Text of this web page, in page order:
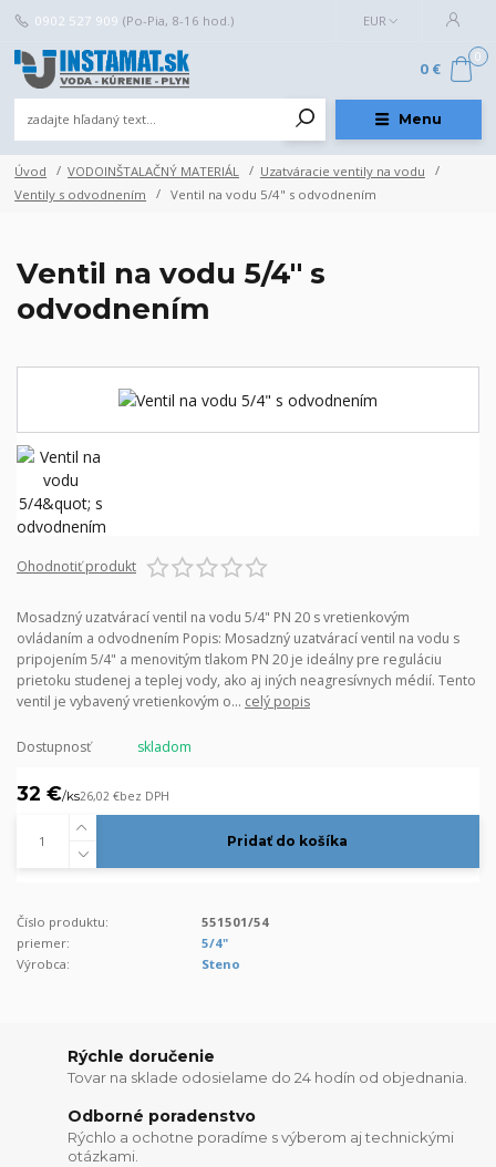
Menu
EUR
0902 527 909 (Po-Pia, 8-16 hod.)
0
0 €
Úvod VODOINŠTALAČNÝ MATERIÁL
Uzatváracie ventily na vodu
Ventily s odvodnením
Ventil na vodu 5/4" s odvodnením
Ventil na vodu 5/4" s
odvodnením
Ohodnotiť produkt
Mosadzný uzatvárací ventil na vodu 5/4" PN 20 s vretienkovým
ovládaním a odvodnením Popis: Mosadzný uzatvárací ventil na vodu s
pripojením 5/4" a menovitým tlakom PN 20 je ideálny pre reguláciu
prietoku studenej a teplej vody, ako aj iných neagresívnych médií. Tento
ventil je vybavený vretienkovým o... celý popis
Dostupnosť skladom
32 €/ks26,02 €bez DPH
Pridať do košíka
Číslo produktu:
551501/54
priemer:
5/4"
Výrobca:
Steno
Rýchle doručenie
Tovar na sklade odosielame do 24 hodín od objednania.
Odborné poradenstvo
Rýchlo a ochotne poradíme s výberom aj technickými
otázkami.